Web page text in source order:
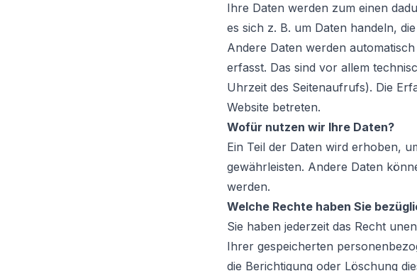
Ihre Daten werden zum einen
es sich z. B. um Daten handeln,
Andere Daten werden
erfasst. Das sind vor allem
Uhrzeit des Seitenaufrufs). Die
Website betreten.
Wofür nutzen wir Ihre Daten?
Ein Teil der Daten wird erhoben,
gewährleisten. Andere Daten
werden.
Welche Rechte haben Sie
Sie haben jederzeit das Recht
Ihrer gespeicherten
die Berichtigung oder Löschung